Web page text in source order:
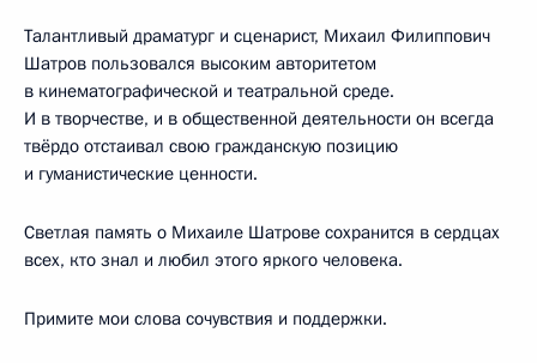
Талантливый драматург и сценарист, Михаил Филиппович
Шатров пользовался высоким авторитетом
в кинематографической и театральной среде.
И в творчестве, и в общественной деятельности он всегда
твёрдо отстаивал свою гражданскую позицию
и гуманистические ценности.
Светлая память о Михаиле Шатрове сохранится в сердцах
всех, кто знал и любил этого яркого человека.
Примите мои слова сочувствия и поддержки.